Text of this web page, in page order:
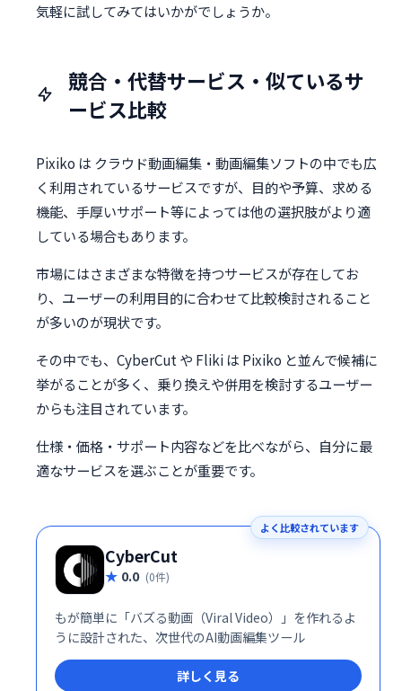
気軽に試してみてはいかがでしょうか。
競合・代替サービス・似ているサ
ービス比較
Pixiko は クラウド動画編集・動画編集ソフトの中でも広
く利用されているサービスですが、目的や予算、求める
機能、手厚いサポート等によっては他の選択肢がより適
している場合もあります。
市場にはさまざまな特徴を持つサービスが存在してお
り、ユーザーの利用目的に合わせて比較検討されること
が多いのが現状です。
その中でも、CyberCut や Fliki は Pixiko と並んで候補に
挙がることが多く、乗り換えや併用を検討するユーザー
からも注目されています。
仕様・価格・サポート内容などを比べながら、自分に最
適なサービスを選ぶことが重要です。
よく比較されています
CyberCut
0.0 (0件)
もが簡単に「バズる動画（Viral Video）」を作れるよ
うに設計された、次世代のAI動画編集ツール
詳しく見る